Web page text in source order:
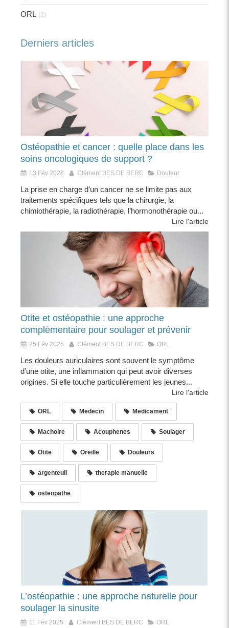
ORL (2)
Derniers articles
Ostéopathie et cancer : quelle place dans les
soins oncologiques de support ?
13 Fév 2026 Clément BES DE BERC Douleur
La prise en charge d’un cancer ne se limite pas aux
traitements spécifiques tels que la chirurgie, la
chimiothérapie, la radiothérapie, l’hormonothérapie ou...
Lire l'article
Otite et ostéopathie : une approche
complémentaire pour soulager et prévenir
25 Fév 2025 Clément BES DE BERC ORL
Les douleurs auriculaires sont souvent le symptôme
d’une otite, une inflammation qui peut avoir diverses
origines. Si elle touche particulièrement les jeunes...
Lire l'article
ORL Medecin Medicament
Machoire Acouphenes Soulager
Otite Oreille Douleurs
argenteuil therapie manuelle
osteopathe
L’ostéopathie : une approche naturelle pour
soulager la sinusite
11 Fév 2025 Clément BES DE BERC ORL